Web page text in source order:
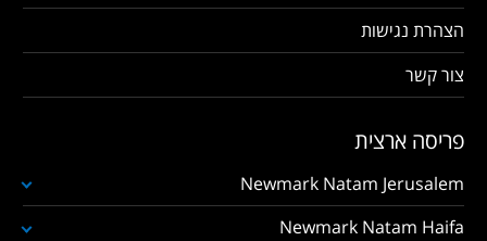
הצהרת נגישות
צור קשר
פריסה ארצית
Newmark Natam Jerusalem
Newmark Natam Haifa